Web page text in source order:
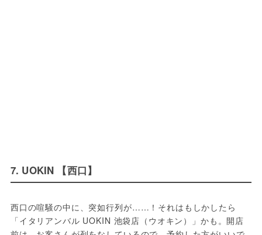
7. UOKIN 【西口】
西口の喧騒の中に、突如行列が……！それはもしかしたら
「イタリアンバル UOKIN 池袋店（ウオキン）」かも。開店